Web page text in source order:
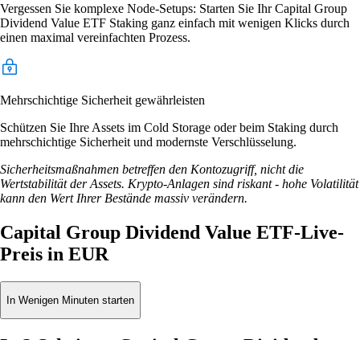
Vergessen Sie komplexe Node-Setups: Starten Sie Ihr Capital Group
Dividend Value ETF Staking ganz einfach mit wenigen Klicks durch
einen maximal vereinfachten Prozess.
Mehrschichtige Sicherheit gewährleisten
Schützen Sie Ihre Assets im Cold Storage oder beim Staking durch
mehrschichtige Sicherheit und modernste Verschlüsselung.
Sicherheitsmaßnahmen betreffen den Kontozugriff, nicht die
Wertstabilität der Assets. Krypto-Anlagen sind riskant - hohe Volatilität
kann den Wert Ihrer Bestände massiv verändern.
Capital Group Dividend Value ETF-Live-
Preis in EUR
In Wenigen Minuten starten